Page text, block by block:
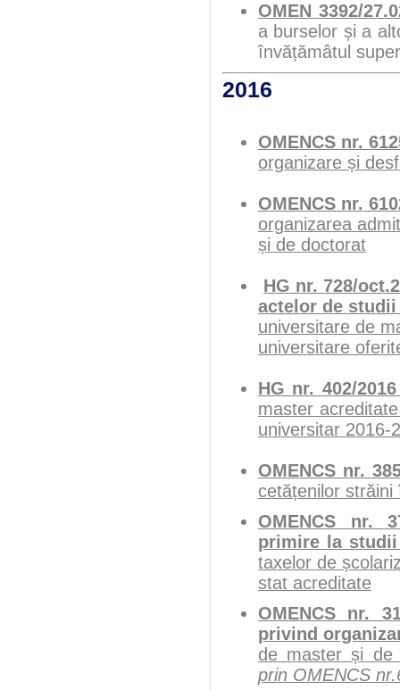
OMEN 3392/
a burselor și a
învățămâtul
2016
OMENCS nr.
organizare și
OMENCS nr.
organizarea
și de doctorat
HG nr. 728/
actelor de studii
universitare de
universitare
HG nr. 402/
master
universitar 2016-
OMENCS nr.
cetățenilor
OMENCS nr.
primire la
taxelor de
stat acreditate
OMENCS nr.
privind
de master și
prin OMENCS